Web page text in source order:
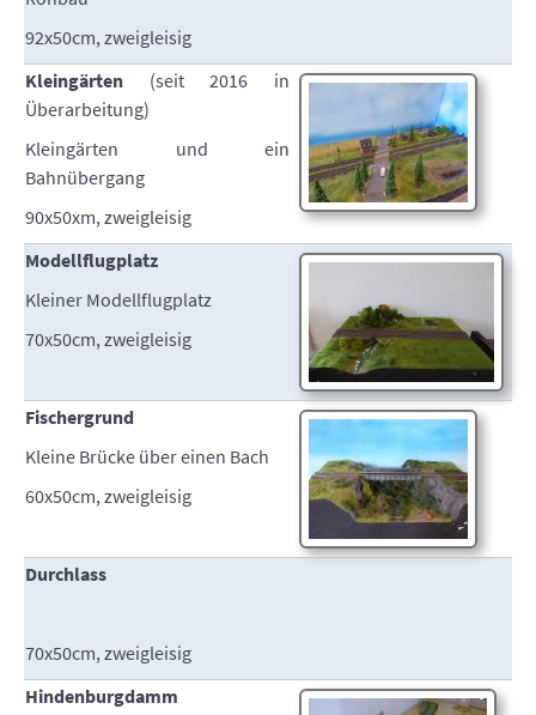
92x50cm, zweigleisig
Kleingärten (seit 2016 in
Überarbeitung)
Kleingärten und ein
Bahnübergang
90x50xm, zweigleisig
Modellflugplatz
Kleiner Modellflugplatz
70x50cm, zweigleisig
Fischergrund
Kleine Brücke über einen Bach
60x50cm, zweigleisig
Durchlass
70x50cm, zweigleisig
Hindenburgdamm